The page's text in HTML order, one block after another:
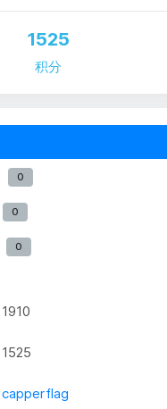
1525
积分
0
0
0
1910
1525
capperflag